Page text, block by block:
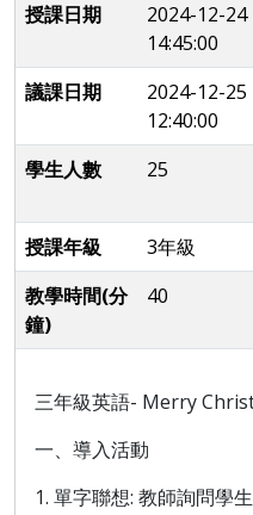
授課日期
2024-12-24
14:45:00
議課日期
2024-12-25
12:40:00
學生人數
25
授課年級
3年級
教學時間(分
鐘)
40
三年級英語- Merry
一、導入活動
1. 單字聯想: 教師詢問學